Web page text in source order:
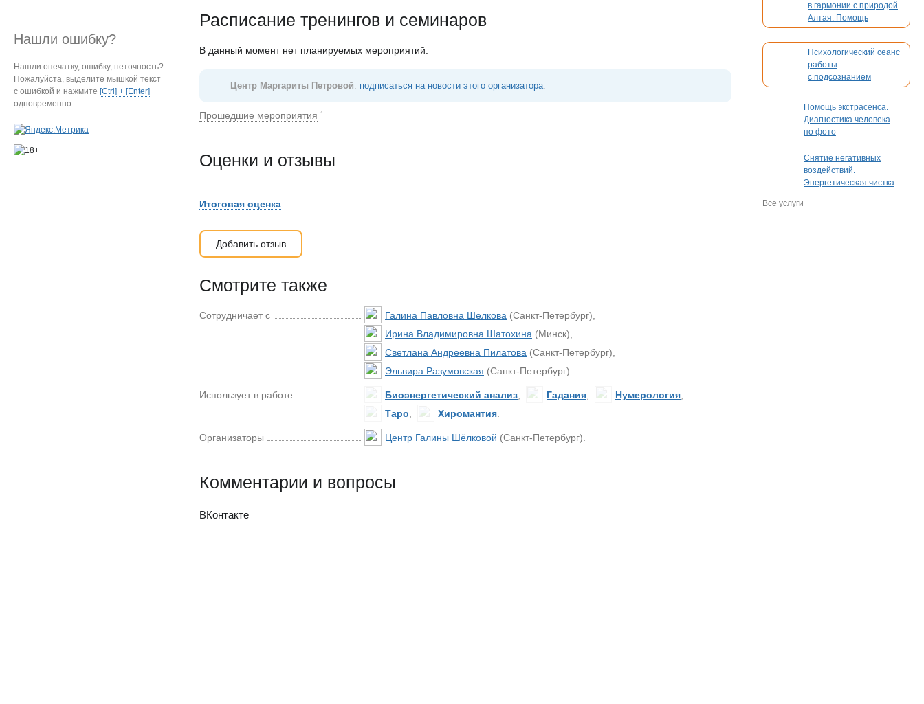
в гармонии с природой
Алтая. Помощь
в организации вашего
мероприятия
Психологический сеанс
работы
с подсознанием
Помощь экстрасенса.
Диагностика человека
по фото
Снятие негативных
воздействий.
Энергетическая чистка
Все услуги
Расписание тренингов и семинаров
В данный момент нет планируемых мероприятий.
Центр Маргариты Петровой: подписаться на новости этого организатора.
Прошедшие мероприятия 1
Оценки и отзывы
Итоговая оценка
Добавить отзыв
Смотрите также
Сотрудничает с Галина Павловна Шелкова (Санкт-Петербург),
Ирина Владимировна Шатохина (Минск),
Светлана Андреевна Пилатова (Санкт-Петербург),
Эльвира Разумовская (Санкт-Петербург).
Использует в работе Биоэнергетический анализ, Гадания, Нумерология,
Таро, Хиромантия.
Организаторы Центр Галины Шёлковой (Санкт-Петербург).
Комментарии и вопросы
ВКонтакте
Нашли ошибку?
Нашли опечатку, ошибку, неточность?
Пожалуйста, выделите мышкой текст
с ошибкой и нажмите [Ctrl] + [Enter]
одновременно.